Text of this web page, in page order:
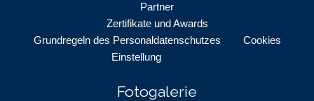
Partner
Zertifikate und Awards
Grundregeln des Personaldatenschutzes
Cookies
Einstellung
Fotogalerie